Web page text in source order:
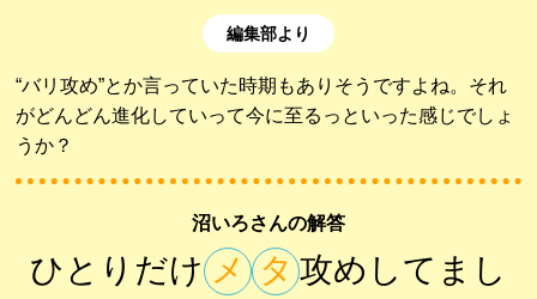
編集部より
“バリ攻め”とか言っていた時期もありそうですよね。それ
がどんどん進化していって今に至るっといった感じでしょ
うか？
沼いろさんの解答
ひとりだけ メ タ攻めしてまし